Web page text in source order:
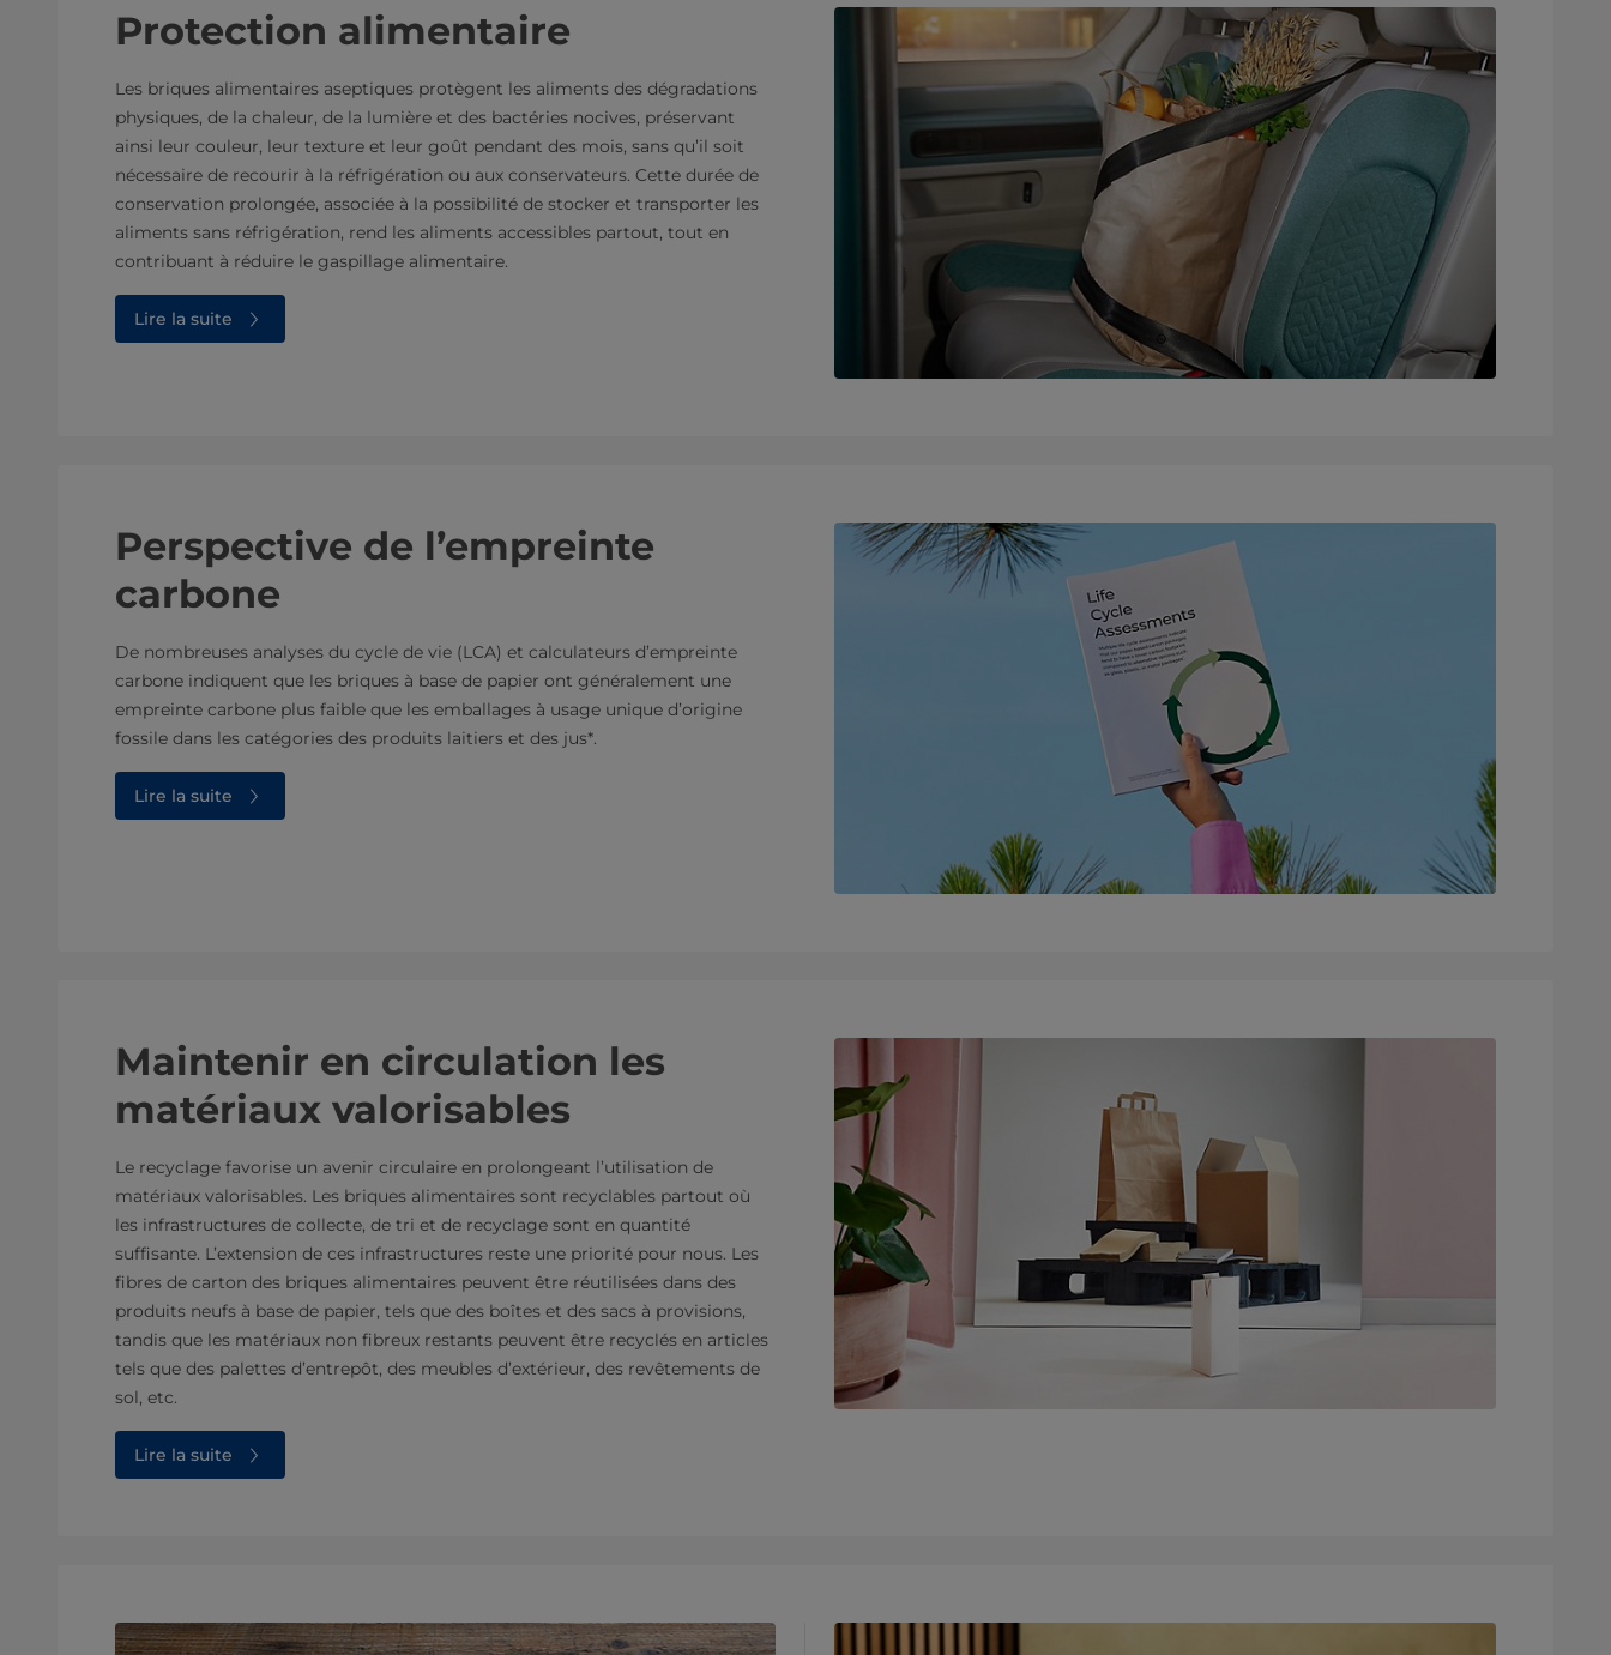
Protection alimentaire
Les briques alimentaires aseptiques protègent les aliments des dégradations
physiques, de la chaleur, de la lumière et des bactéries nocives, préservant
ainsi leur couleur, leur texture et leur goût pendant des mois, sans qu’il soit
nécessaire de recourir à la réfrigération ou aux conservateurs. Cette durée de
conservation prolongée, associée à la possibilité de stocker et transporter les
aliments sans réfrigération, rend les aliments accessibles partout, tout en
contribuant à réduire le gaspillage alimentaire.
Lire la suite
Perspective de l’empreinte
carbone
De nombreuses analyses du cycle de vie (LCA) et calculateurs d’empreinte
carbone indiquent que les briques à base de papier ont généralement une
empreinte carbone plus faible que les emballages à usage unique d’origine
fossile dans les catégories des produits laitiers et des jus*.
Lire la suite
Maintenir en circulation les
matériaux valorisables
Le recyclage favorise un avenir circulaire en prolongeant l’utilisation de
matériaux valorisables. Les briques alimentaires sont recyclables partout où
les infrastructures de collecte, de tri et de recyclage sont en quantité
suffisante. L’extension de ces infrastructures reste une priorité pour nous. Les
fibres de carton des briques alimentaires peuvent être réutilisées dans des
produits neufs à base de papier, tels que des boîtes et des sacs à provisions,
tandis que les matériaux non fibreux restants peuvent être recyclés en articles
tels que des palettes d’entrepôt, des meubles d’extérieur, des revêtements de
sol, etc.
Lire la suite